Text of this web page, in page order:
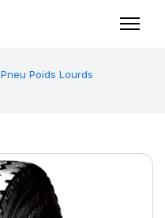
Pneu Poids Lourds